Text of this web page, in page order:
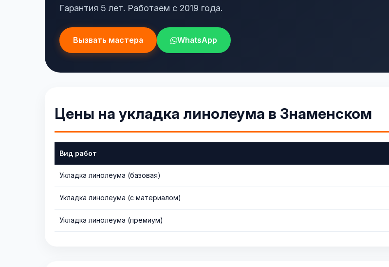
Гарантия 5 лет. Работаем с 2019 года.
Вызвать мастера WhatsApp
Цены на укладка линолеума в Знаменском
Вид работ
Укладка линолеума (базовая)
Укладка линолеума (с материалом)
Укладка линолеума (премиум)